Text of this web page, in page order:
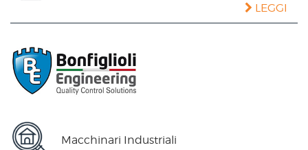
LEGGI
Macchinari Industriali